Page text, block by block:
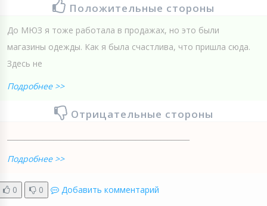
Положительные стороны
До МЮЗ я тоже работала в продажах, но это были
магазины одежды. Как я была счастлива, что пришла сюда.
Здесь не
Подробнее >>
Отрицательные стороны
Подробнее >>
0 0 Добавить комментарий